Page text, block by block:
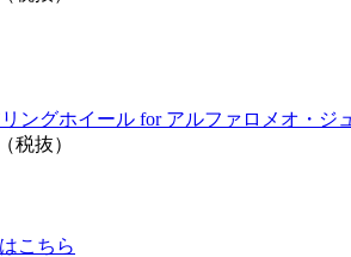
ングホイール for アルファロメオ・ジ
税抜）
こちら